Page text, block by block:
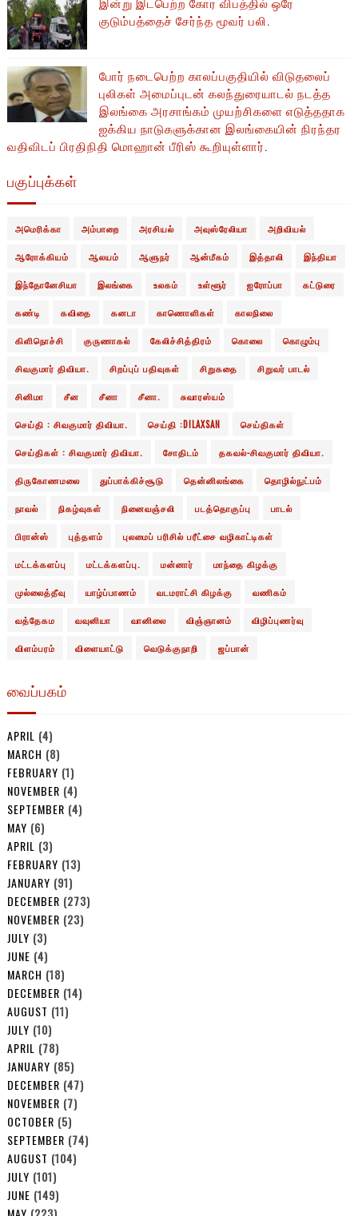
குடும்பத்தைச் சேர்ந்த மூவர் பலி.
போர் நடைபெற்ற காலப்பகுதியில் ​​விடுதலைப்
புலிகள் அமைப்புடன் கலந்துரையாடல் நடத்த
இலங்கை அரசாங்கம் முயற்சிகளை எடுத்ததாக
ஐக்கிய நாடுகளுக்கான இலங்கையின் நிரந்தர
வதிவிடப் பிரதிநிதி மொஹான் பீரிஸ் கூறியுள்ளார்.
பகுப்புக்கள்
அமெரிக்கா அம்பாறை அரசியல் அவுஸ்ரேலியா அறிவியல்
ஆரோக்கியம் ஆலயம் ஆளுநர் ஆன்மீகம் இத்தாலி இந்தியா
இந்தோனேசியா இலங்கை உலகம் உள்ளூர் ஐரோப்பா கட்டுரை
கண்டி கவிதை கனடா காணொளிகள் காலநிலை
கிளிநொச்சி குருணாகல் கேலிச்சித்திரம் கொலை கொழும்பு
சிவகுமார் திவியா. சிறப்புப் பதிவுகள் சிறுகதை சிறுவர் பாடல்
சினிமா சீன சீனா சீனா. சுவாரஸ்யம்
செய்தி : சிவகுமார் திவியா. செய்தி :DILAXSAN செய்திகள்
செய்திகள் : சிவகுமார் திவியா. சோதிடம் தகவல்-சிவகுமார் திவியா.
திருகோணமலை துப்பாக்கிச்சூடு தென்னிலங்கை தொழில்நுட்பம்
நாவல் நிகழ்வுகள் நினைவஞ்சலி படத்தொகுப்பு பாடல்
பிரான்ஸ் புத்தளம் புலமைப் பரிசில் பரீட்சை வழிகாட்டிகள்
மட்டக்களப்பு மட்டக்களப்பு. மன்னார் மாந்தை கிழக்கு
முல்லைத்தீவு யாழ்ப்பாணம் வடமராட்சி கிழக்கு வணிகம்
வத்தேகம வவுனியா வானிலை விஞ்ஞானம் விழிப்புணர்வு
விளம்பரம் விளையாட்டு வெடுக்குநாறி ஜப்பான்
வைப்பகம்
APRIL (4)
MARCH (8)
FEBRUARY (1)
NOVEMBER (4)
SEPTEMBER (4)
MAY (6)
APRIL (3)
FEBRUARY (13)
JANUARY (91)
DECEMBER (273)
NOVEMBER (23)
JULY (3)
JUNE (4)
MARCH (18)
DECEMBER (14)
AUGUST (11)
JULY (10)
APRIL (78)
JANUARY (85)
DECEMBER (47)
NOVEMBER (7)
OCTOBER (5)
SEPTEMBER (74)
AUGUST (104)
JULY (101)
JUNE (149)